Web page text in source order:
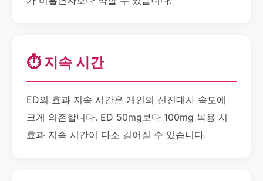
⏱️ 지속 시간
ED의 효과 지속 시간은 개인의 신진대사 속도에
크게 의존합니다. ED 50mg보다 100mg 복용 시
효과 지속 시간이 다소 길어질 수 있습니다.